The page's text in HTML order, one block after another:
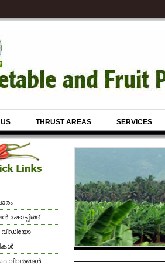
THRUST AREAS SERVICES
ഷോപ്പിങ്ങ്
വീഡിയോ
വിവരങ്ങള്‍